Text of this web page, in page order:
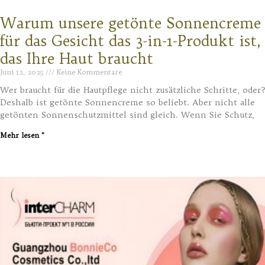
Warum unsere getönte Sonnencreme
für das Gesicht das 3-in-1-Produkt ist,
das Ihre Haut braucht
Juni 12, 2025 Keine Kommentare
Wer braucht für die Hautpflege nicht zusätzliche Schritte, oder?
Deshalb ist getönte Sonnencreme so beliebt. Aber nicht alle
getönten Sonnenschutzmittel sind gleich. Wenn Sie Schutz,
Mehr lesen "